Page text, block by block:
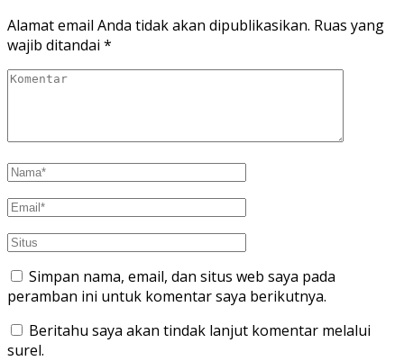
Alamat email Anda tidak akan dipublikasikan. Ruas yang
wajib ditandai *
Simpan nama, email, dan situs web saya pada
peramban ini untuk komentar saya berikutnya.
Beritahu saya akan tindak lanjut komentar melalui
surel.